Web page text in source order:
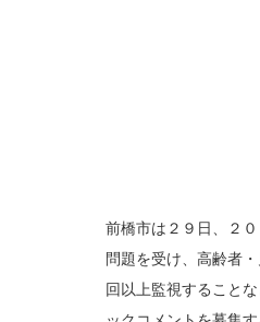
前橋市は２９日、２
問題を受け、高齢者
回以上監視すること